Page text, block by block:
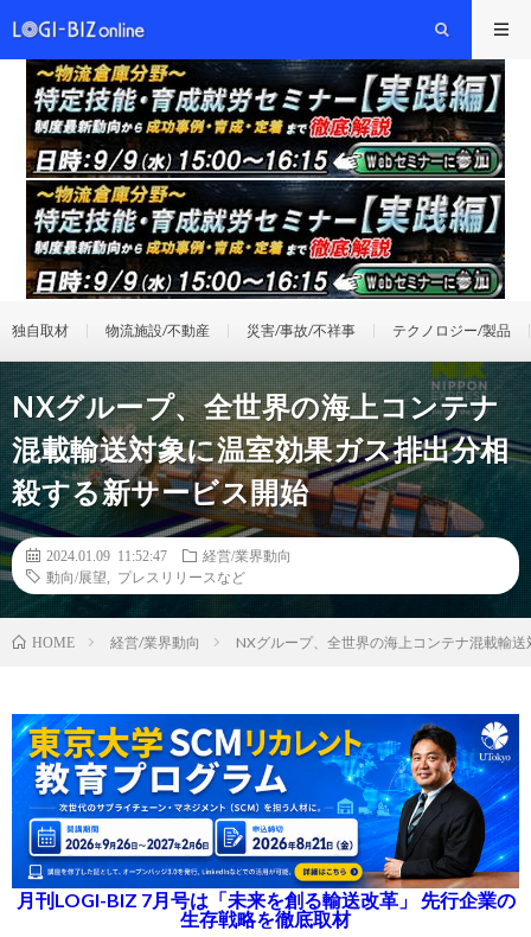
独自取材 物流施設/不動産 災害/事故/不祥事 テクノロジー/製品
NXグループ、全世界の海上コンテナ
混載輸送対象に温室効果ガス排出分相
殺する新サービス開始
2024.01.09 11:52:47
経営/業界動向
動向/展望
プレスリリースなど
HOME 経営/業界動向 NXグループ、全世界の海上コンテナ混載輸
月刊LOGI-BIZ 7月号は「未来を創る輸送改革」 先行企業の
生存戦略を徹底取材